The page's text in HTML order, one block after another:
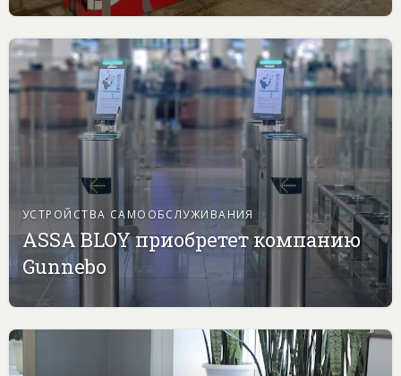
УСТРОЙСТВА САМООБСЛУЖИВАНИЯ
ASSA BLOY приобретет компанию
Gunnebo